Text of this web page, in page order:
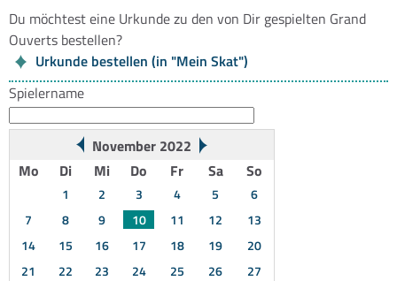
Du möchtest eine Urkunde zu den von Dir gespielten Grand
Ouverts bestellen?
Urkunde bestellen (in "Mein Skat")
Spielername
November 2022
Mo
Di Mi Do Fr Sa So
1 2 3 4 5
6
7
8 9 10 11 12
13
14
15 16 17 18 19
20
21
22 23 24 25 26
27